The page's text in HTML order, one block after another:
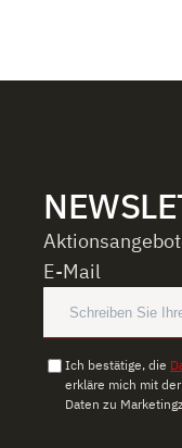
E-Mail
Ich bestätige, die
erkläre mich mit
Daten zu